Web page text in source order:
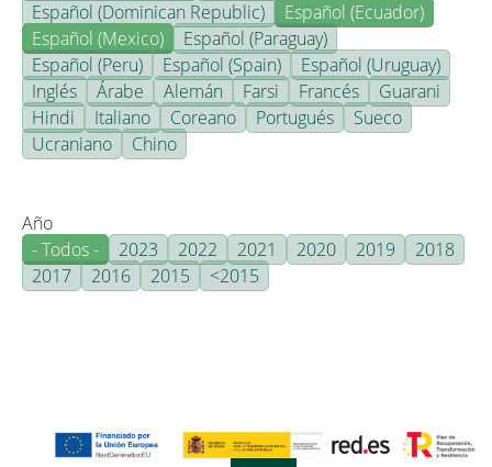
Español (Dominican Republic)
Español (Ecuador)
Español (Mexico)
Español (Paraguay)
Español (Peru)
Español (Spain)
Español (Uruguay)
Inglés
Árabe Alemán Farsi Francés
Guarani
Hindi
Italiano Coreano Portugués
Sueco
Ucraniano
Chino
Año
- Todos -
2023 2022 2021 2020 2019
2018
2017
2016 2015 <2015